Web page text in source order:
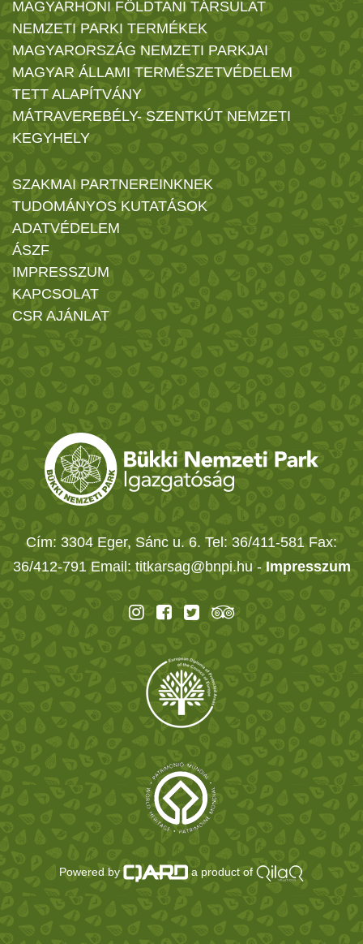
MAGYARHONI FÖLDTANI TÁRSULAT
NEMZETI PARKI TERMÉKEK
MAGYARORSZÁG NEMZETI PARKJAI
MAGYAR ÁLLAMI TERMÉSZETVÉDELEM
TETT ALAPÍTVÁNY
MÁTRAVEREBÉLY- SZENTKÚT NEMZETI
KEGYHELY
SZAKMAI PARTNEREINKNEK
TUDOMÁNYOS KUTATÁSOK
ADATVÉDELEM
ÁSZF
IMPRESSZUM
KAPCSOLAT
CSR AJÁNLAT
Cím: 3304 Eger, Sánc u. 6. Tel: 36/411-581 Fax:
36/412-791 Email: titkarsag@bnpi.hu - Impresszum
Powered by a product of